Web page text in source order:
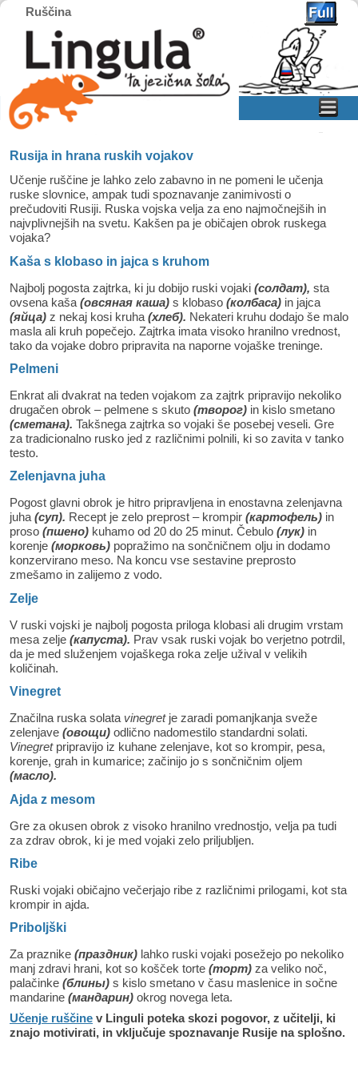
Ruščina
Home
Skip to primary content
Skip to secondary content
Rusija in hrana ruskih vojakov
Učenje ruščine je lahko zelo zabavno in ne pomeni le učenja
ruske slovnice, ampak tudi spoznavanje zanimivosti o
prečudoviti Rusiji. Ruska vojska velja za eno najmočnejših in
najvplivnejših na svetu. Kakšen pa je običajen obrok ruskega
vojaka?
Kaša s klobaso in jajca s kruhom
Najbolj pogosta zajtrka, ki ju dobijo ruski vojaki (солдат), sta
ovsena kaša (овсяная каша) s klobaso (колбаса) in jajca
(яйца) z nekaj kosi kruha (хлеб). Nekateri kruhu dodajo še malo
masla ali kruh popečejo. Zajtrka imata visoko hranilno vrednost,
tako da vojake dobro pripravita na naporne vojaške treninge.
Pelmeni
Enkrat ali dvakrat na teden vojakom za zajtrk pripravijo nekoliko
drugačen obrok – pelmene s skuto (творог) in kislo smetano
(сметана). Takšnega zajtrka so vojaki še posebej veseli. Gre
za tradicionalno rusko jed z različnimi polnili, ki so zavita v tanko
testo.
Zelenjavna juha
Pogost glavni obrok je hitro pripravljena in enostavna zelenjavna
juha(суп). Recept je zelo preprost – krompir (картофель) in
proso (пшено) kuhamo od 20 do 25 minut. Čebulo (лук) in
korenje (морковь) popražimo na sončničnem olju in dodamo
konzervirano meso. Na koncu vse sestavine preprosto
zmešamo in zalijemo z vodo.
Zelje
V ruski vojski je najbolj pogosta priloga klobasi ali drugim vrstam
mesa zelje (капуста). Prav vsak ruski vojak bo verjetno potrdil,
da je med služenjem vojaškega roka zelje užival v velikih
količinah.
Vinegret
Značilna ruska solata vinegretje zaradi pomanjkanja sveže
zelenjave (овощи) odlično nadomestilo standardni solati.
Vinegretpripravijo iz kuhane zelenjave, kot so krompir, pesa,
korenje, grah in kumarice; začinijo jo s sončničnim oljem
(масло).
Ajda z mesom
Gre za okusen obrok z visoko hranilno vrednostjo, velja pa tudi
za zdrav obrok, ki je med vojaki zelo priljubljen.
Ribe
Ruski vojaki običajno večerjajo ribe z različnimi prilogami, kot sta
krompir in ajda.
Priboljški
Za praznike (праздник) lahko ruski vojaki posežejo po nekoliko
manj zdravi hrani, kot so košček torte (торт) za veliko noč,
palačinke (блины) s kislo smetano v času maslenice in sočne
mandarine (мандарин) okrog novega leta.
Učenje ruščine v Linguli poteka skozi pogovor, z učitelji, ki
znajo motivirati, in vključuje spoznavanje Rusije na splošno.